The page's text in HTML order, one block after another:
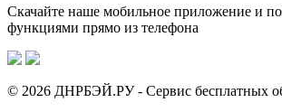
Скачайте наше мобильное приложение и
функциями прямо из телефона
© 2026 ДНРБЭЙ.РУ - Сервис бесплатных